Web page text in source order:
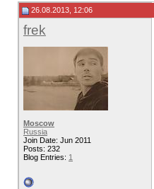
26.08.2013, 12:06
frek
Moscow
Russia
Join Date: Jun 2011
Posts: 232
Blog Entries: 1